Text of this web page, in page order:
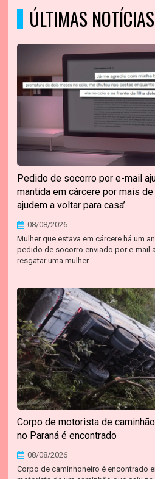
ÚLTIMAS NOTÍCIAS
Pedido de socorro por e-mail
mantida em cárcere por mais de
ajudem a voltar para casa’
08/08/2026
Mulher que estava em cárcere há um
pedido de socorro enviado por e-mail
resgatar uma mulher ...
Corpo de motorista de
no Paraná é encontrado
08/08/2026
Corpo de caminhoneiro é encontrado